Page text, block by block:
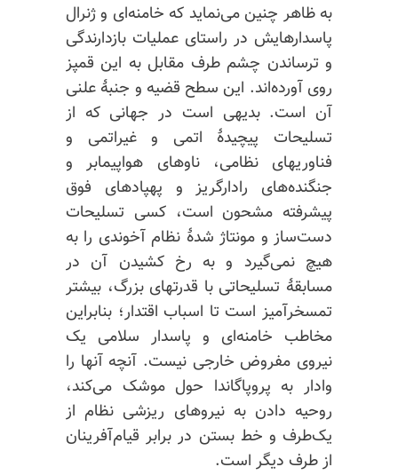
به ظاهر چنین می‌نماید که خامنه‌ای و ژنرال
پاسدارهایش در راستای عملیات بازدارندگی
و ترساندن چشم طرف مقابل به این قمپز
روی آورده‌اند. این سطح قضیه و جنبهٔ علنی
آن است. بدیهی است در جهانی که از
تسلیحات پیچیدهٔ اتمی و غیراتمی و
فناوریهای نظامی، ناوهای هواپیمابر و
جنگنده‌های رادارگریز و پهپادهای فوق
پیشرفته مشحون است، کسی تسلیحات
دست‌ساز و مونتاژ شدهٔ نظام آخوندی را به
هیچ نمی‌گیرد و به رخ کشیدن آن در
مسابقهٔ تسلیحاتی با قدرتهای بزرگ، بیشتر
تمسخرآمیز است تا اسباب اقتدار؛ بنابراین
مخاطب خامنه‌ای و پاسدار سلامی یک
نیروی مفروض خارجی نیست. آنچه آنها را
وادار به پروپاگاندا حول موشک می‌کند،
روحیه دادن به نیروهای ریزشی نظام از
یک‌طرف و خط بستن در برابر قیام‌آفرینان
از طرف دیگر است.